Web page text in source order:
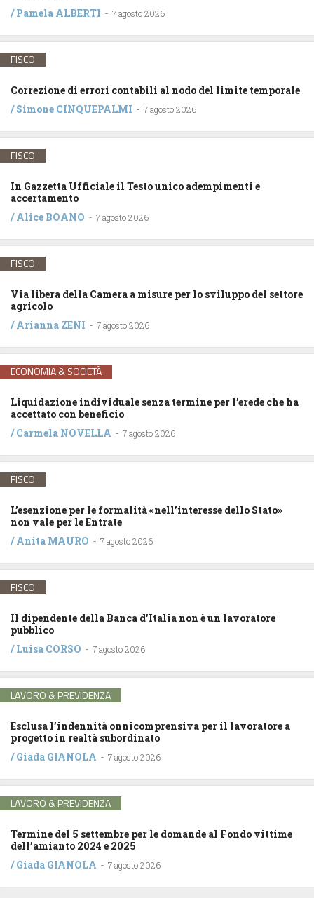
/Pamela ALBERTI - 7 agosto 2026
FISCO
Correzione di errori contabili al nodo del limite temporale
/Simone CINQUEPALMI - 7 agosto 2026
FISCO
In Gazzetta Ufficiale il Testo unico adempimenti e
accertamento
/Alice BOANO - 7 agosto 2026
FISCO
Via libera della Camera a misure per lo sviluppo del settore
agricolo
/Arianna ZENI - 7 agosto 2026
ECONOMIA & SOCIETÀ
Liquidazione individuale senza termine per l’erede che ha
accettato con beneficio
/Carmela NOVELLA - 7 agosto 2026
FISCO
L’esenzione per le formalità «nell’interesse dello Stato»
non vale per le Entrate
/Anita MAURO - 7 agosto 2026
FISCO
Il dipendente della Banca d’Italia non è un lavoratore
pubblico
/Luisa CORSO - 7 agosto 2026
LAVORO & PREVIDENZA
Esclusa l’indennità onnicomprensiva per il lavoratore a
progetto in realtà subordinato
/Giada GIANOLA - 7 agosto 2026
LAVORO & PREVIDENZA
Termine del 5 settembre per le domande al Fondo vittime
dell’amianto 2024 e 2025
/Giada GIANOLA - 7 agosto 2026